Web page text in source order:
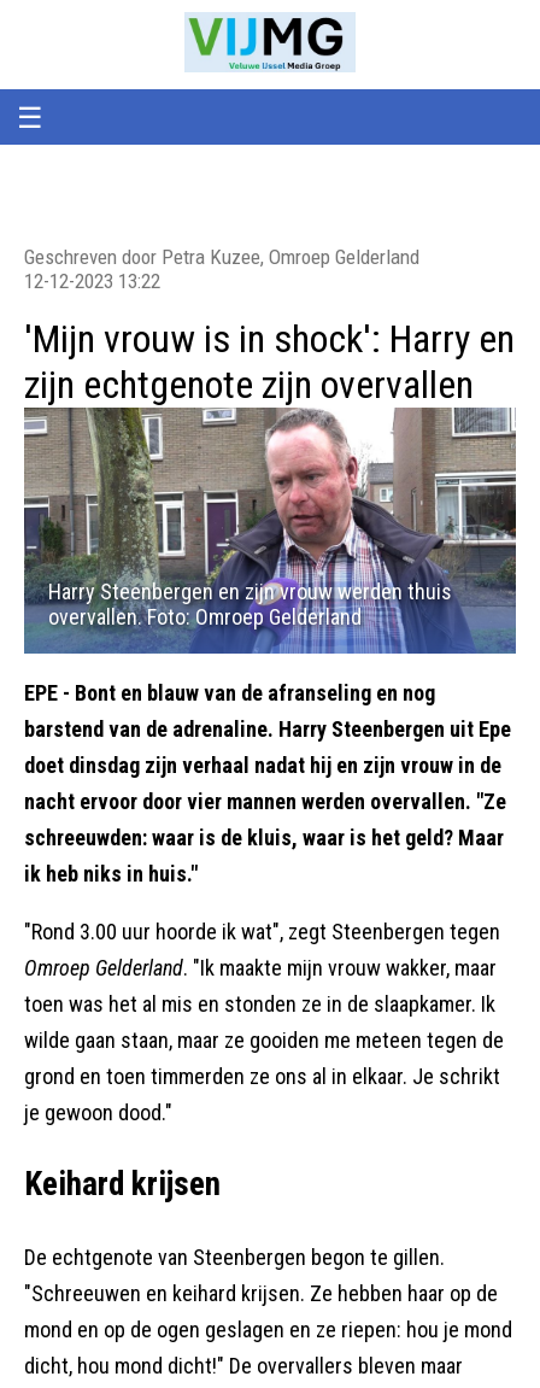
☰
Geschreven door Petra Kuzee, Omroep Gelderland
12-12-2023 13:22
'Mijn vrouw is in shock': Harry en
zijn echtgenote zijn overvallen
Harry Steenbergen en zijn vrouw werden thuis
overvallen. Foto: Omroep Gelderland
EPE - Bont en blauw van de afranseling en nog
barstend van de adrenaline. Harry Steenbergen uit Epe
doet dinsdag zijn verhaal nadat hij en zijn vrouw in de
nacht ervoor door vier mannen werden overvallen. "Ze
schreeuwden: waar is de kluis, waar is het geld? Maar
ik heb niks in huis."
"Rond 3.00 uur hoorde ik wat", zegt Steenbergen tegen
Omroep Gelderland. "Ik maakte mijn vrouw wakker, maar
toen was het al mis en stonden ze in de slaapkamer. Ik
wilde gaan staan, maar ze gooiden me meteen tegen de
grond en toen timmerden ze ons al in elkaar. Je schrikt
je gewoon dood."
Keihard krijsen
De echtgenote van Steenbergen begon te gillen.
"Schreeuwen en keihard krijsen. Ze hebben haar op de
mond en op de ogen geslagen en ze riepen: hou je mond
dicht, hou mond dicht!" De overvallers bleven maar